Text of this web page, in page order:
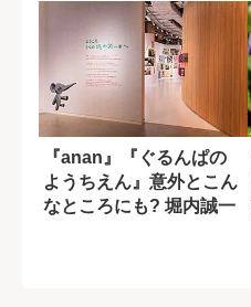
『anan』『ぐるんぱの
ようちえん』意外とこん
なところにも? 堀内誠一